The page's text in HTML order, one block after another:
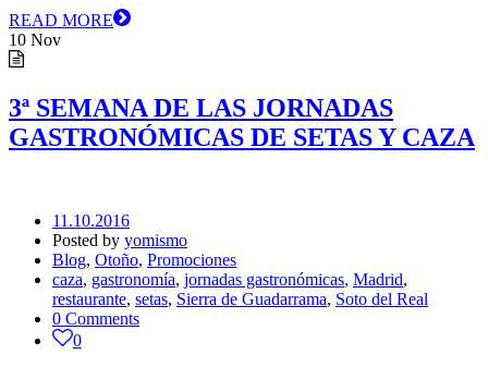
READ MORE
10 Nov
3ª SEMANA DE LAS JORNADAS
GASTRONÓMICAS DE SETAS Y CAZA
11.10.2016
Posted by yomismo
Blog, Otoño, Promociones
caza, gastronomía, jornadas gastronómicas, Madrid,
restaurante, setas, Sierra de Guadarrama, Soto del Real
0 Comments
0